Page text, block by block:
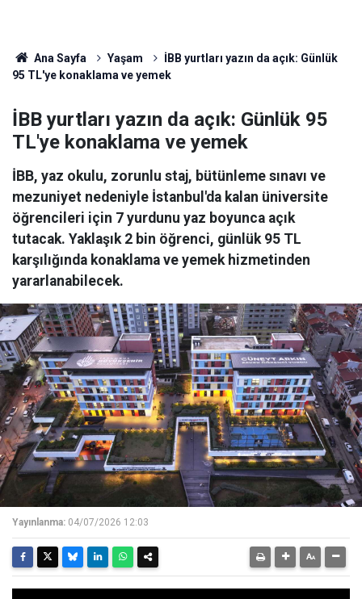
Ana Sayfa Yaşam
İBB yurtları yazın da açık: Günlük
95 TL'ye konaklama ve yemek
İBB yurtları yazın da açık: Günlük 95
TL'ye konaklama ve yemek
İBB, yaz okulu, zorunlu staj, bütünleme sınavı ve
mezuniyet nedeniyle İstanbul'da kalan üniversite
öğrencileri için 7 yurdunu yaz boyunca açık
tutacak. Yaklaşık 2 bin öğrenci, günlük 95 TL
karşılığında konaklama ve yemek hizmetinden
yararlanabilecek.
Yayınlanma: 04/07/2026 12:03